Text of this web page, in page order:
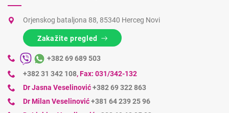
Orjenskog bataljona 88, 85340 Herceg Novi
Zakažite pregled
+382 69 689 503
+382 31 342 108,Fax: 031/342-132
Dr Jasna Veselinović+382 69 322 863
Dr Milan Veselinović+381 64 239 25 96